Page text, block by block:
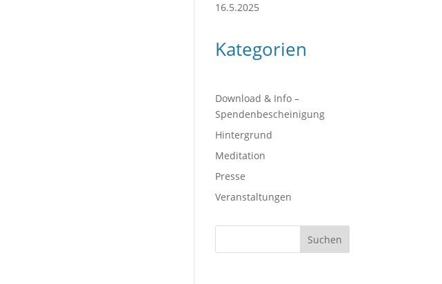
16.5.2025
Kategorien
Download & Info –
Spendenbescheinigung
Hintergrund
Meditation
Presse
Veranstaltungen
Suchen